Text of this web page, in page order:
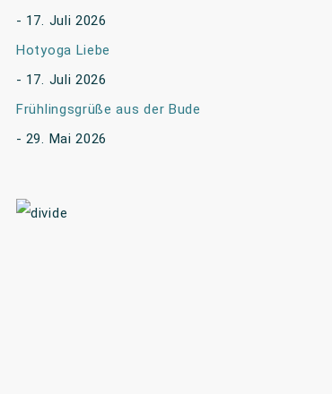
17. Juli 2026
Hotyoga Liebe
17. Juli 2026
Frühlingsgrüße aus der Bude
29. Mai 2026